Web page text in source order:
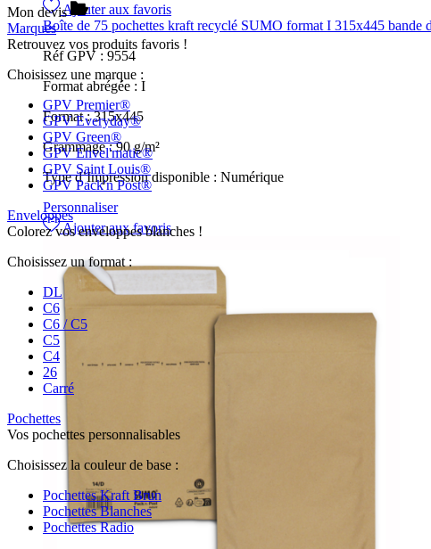
Mon devis
Marques
Retrouvez vos produits favoris !
Choisissez une marque :
GPV Premier®
GPV Everyday®
GPV Green®
GPV Envel'matic®
GPV Saint Louis®
GPV Pack'n Post®
Enveloppes
Colorez vos enveloppes blanches !
Choisissez un format :
DL
C6
C6 / C5
C5
C4
26
Carré
Pochettes
Vos pochettes personnalisables
Choisissez la couleur de base :
Pochettes Kraft Brun
Pochettes Blanches
Pochettes Radio
Ajouter aux favoris
Boîte de 75 pochettes kraft recyclé SUMO format I 315x445 bande
Réf GPV : 9554
Format abrégée : I
Format : 315x445
Grammage :90 g/m²
Type d’Impression disponible : Numérique
Personnaliser
Ajouter aux favoris